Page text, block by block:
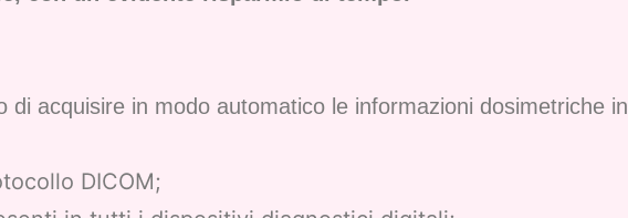
acquisire in modo automatico le informazioni dosimetriche in
DICOM;